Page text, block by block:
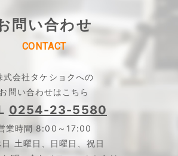
問い合わせ
CONTACT
式会社タケショクへの
お問い合わせはこちら
0254-23-5580
業時間 8:00～17:00
日 土曜日、日曜日、祝日